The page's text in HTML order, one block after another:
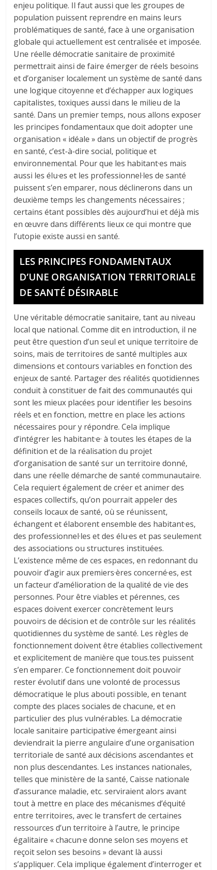
enjeu politique. Il faut aussi que les groupes de
population puissent reprendre en mains leurs
problématiques de santé, face à une organisation
globale qui actuellement est centralisée et imposée.
Une réelle démocratie sanitaire de proximité
permettrait ainsi de faire émerger de réels besoins
et d’organiser localement un système de santé dans
une logique citoyenne et d’échapper aux logiques
capitalistes, toxiques aussi dans le milieu de la
santé. Dans un premier temps, nous allons exposer
les principes fondamentaux que doit adopter une
organisation « idéale » dans un objectif de progrès
en santé, c’est-à-dire social, politique et
environnemental. Pour que les habitant·es mais
aussi les élu·es et les professionnel·les de santé
puissent s’en emparer, nous déclinerons dans un
deuxième temps les changements nécessaires ;
certains étant possibles dès aujourd’hui et déjà mis
en œuvre dans différents lieux ce qui montre que
l’utopie existe aussi en santé.
LES PRINCIPES FONDAMENTAUX
D’UNE ORGANISATION TERRITORIALE
DE SANTÉ DÉSIRABLE
Une véritable démocratie sanitaire, tant au niveau
local que national. Comme dit en introduction, il ne
peut être question d’un seul et unique territoire de
soins, mais de territoires de santé multiples aux
dimensions et contours variables en fonction des
enjeux de santé. Partager des réalités quotidiennes
conduit à constituer de fait des communautés qui
sont les mieux placées pour identifier les besoins
réels et en fonction, mettre en place les actions
nécessaires pour y répondre. Cela implique
d’intégrer les habitant·e· à toutes les étapes de la
définition et de la réalisation du projet
d’organisation de santé sur un territoire donné,
dans une réelle démarche de santé communautaire.
Cela requiert également de créer et animer des
espaces collectifs, qu’on pourrait appeler des
conseils locaux de santé, où se réunissent,
échangent et élaborent ensemble des habitant·es,
des professionnel·les et des élu·es et pas seulement
des associations ou structures instituées.
L’existence même de ces espaces, en redonnant du
pouvoir d’agir aux premiers·ères concerné·es, est
un facteur d’amélioration de la qualité de vie des
personnes. Pour être viables et pérennes, ces
espaces doivent exercer concrètement leurs
pouvoirs de décision et de contrôle sur les réalités
quotidiennes du système de santé. Les règles de
fonctionnement doivent être établies collectivement
et explicitement de manière que tous.tes puissent
s’en emparer. Ce fonctionnement doit pouvoir
rester évolutif dans une volonté de processus
démocratique le plus abouti possible, en tenant
compte des places sociales de chacune, et en
particulier des plus vulnérables. La démocratie
locale sanitaire participative émergeant ainsi
deviendrait la pierre angulaire d’une organisation
territoriale de santé aux décisions ascendantes et
non plus descendantes. Les instances nationales,
telles que ministère de la santé, Caisse nationale
d’assurance maladie, etc. serviraient alors avant
tout à mettre en place des mécanismes d’équité
entre territoires, avec le transfert de certaines
ressources d’un territoire à l’autre, le principe
égalitaire « chacun·e donne selon ses moyens et
reçoit selon ses besoins » devant là aussi
s’appliquer. Cela implique également d’interroger et